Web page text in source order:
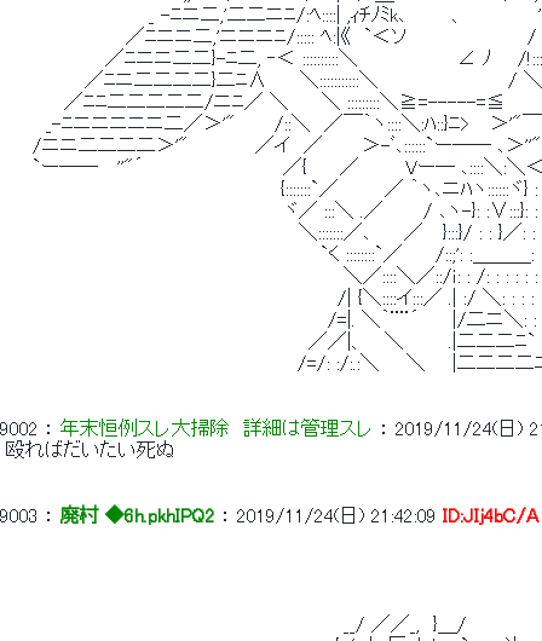
_ -ﾆニ二,'二二ニﾆ/:ﾍ::::| ,ｨﾁﾉﾐk､　　　 、　　　　　 ',
／ﾆニニ二,'ニニニﾆ/::::: ﾍ:|《　`＜ソ　　　　　　　　　/
／ﾆニニ二二}-ﾆ二, ‐＜ ::::::::::＼　　　　　　　 ∠ ﾉ 　 /
／ﾆニ二二二二}二ﾆ∧　 　＼:::::::::::＼　　 　 　 　 　 　 / ＼}/
／ﾆﾆ二二二二二/ニﾆ／ ＼　　 ＼ :::::::::＼≧=-----=≦ 　 　 /
_-ﾆニニニニニ二／＞'"　 　 /::＼　／￣｀ヽ::::＼:ﾊ::}ﾆ> 　＞'"
/ニニ二二二二＞'"　　　　　／イ　／　 　 ＞-ﾞ､::::::`ー―― ､
`ー―― 　''"´　　　　　　　　　　 ／{　　 ／　　　 Vー― ､::::＼:
{:::::::`／　　　 ／ ｀ヽ､ニﾊヽ::::::ヾ} : : : : : : : : :￣|
ヾ／ :::＼ .／　　　/ ､ヽ-}: :∨:::}: : : : : : : : : : : : :
＼:::::::／､　　 ／　 }:::}/ : : }／: : : : : : : : : : : : : :
`く ::::::::`／　　 /::;': :＿＿＿: : : : : : : : : : : : : :
＼／::::＼／::/ｉ: : /: : : : : : : : : : : : : : : : : : : :
/| {＼::::イ:::／ .| :/ ＼: : : : : : : : : : : : : : : : : : :
/=|. ＼｀¨¨´　　 |/二ニ＼: : : : : : : : : : : : : : :
／／|、 　＼ 　 　 .|二二二ﾆ`　: : : : : : : : : :
/=/: :/:.:＼　　＼　　|二二二二ﾆﾆ｀`～､、 :
9002 ： 年末恒例スレ大掃除　詳細は管理スレ ： 2019/11/24(日)
殴ればだいたい死ぬ
9003 ： 廃村 ◆6h.pkhIPQ2 ： 2019/11/24(日) 21:42:09 ID:JIj4bC/A
__/ ／／_,　}＿/　　　　　　